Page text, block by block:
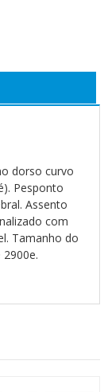
dorso curvo
Pesponto
Assento
com
Tamanho do